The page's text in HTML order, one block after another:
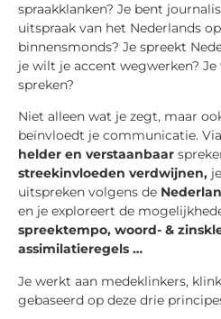
spraakklanken? Je bent
uitspraak van het Nederlands
binnensmonds? Je spreekt
je wilt je accent wegwerken?
spreken?
Niet alleen wat je zegt, maar
beïnvloedt je communicatie.
helder en verstaanbaar
streekinvloeden verdwijnen,
uitspreken volgens de
en je exploreert de
spreektempo, woord- &
assimilatieregels …
Je werkt aan medeklinkers,
gebaseerd op deze drie